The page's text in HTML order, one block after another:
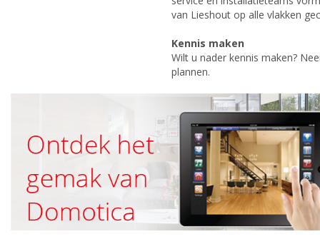
van Lieshout op alle vlakken
Kennis maken
Wilt u nader kennis maken?
plannen.